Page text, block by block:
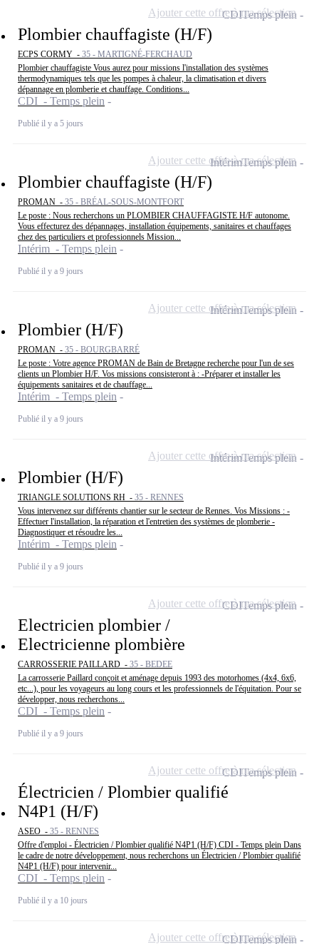
Plombier chauffagiste (H/F)
ECPS CORMY - 35 - MARTIGNÉ-FERCHAUD
Plombier chauffagiste Vous aurez pour missions l'installation des systèmes
thermodynamiques tels que les pompes à chaleur, la climatisation et divers
dépannage en plomberie et chauffage. Conditions...
CDI - Temps plein
Publié il y a 5 jours
CDITemps plein
Ajouter cette offre à ma sélection
Plombier chauffagiste (H/F)
PROMAN - 35 - BRÉAL-SOUS-MONTFORT
Le poste : Nous recherchons un PLOMBIER CHAUFFAGISTE H/F autonome.
Vous effecturez des dépannages, installation équipements, sanitaires et chauffages
chez des particuliers et professionnels Mission...
Intérim - Temps plein
Publié il y a 9 jours
IntérimTemps plein
Ajouter cette offre à ma sélection
Plombier (H/F)
PROMAN - 35 - BOURGBARRÉ
Le poste : Votre agence PROMAN de Bain de Bretagne recherche pour l'un de ses
clients un Plombier H/F. Vos missions consisteront à : -Préparer et installer les
équipements sanitaires et de chauffage...
Intérim - Temps plein
Publié il y a 9 jours
IntérimTemps plein
Ajouter cette offre à ma sélection
Plombier (H/F)
TRIANGLE SOLUTIONS RH - 35 - RENNES
Vous intervenez sur différents chantier sur le secteur de Rennes. Vos Missions : -
Effectuer l'installation, la réparation et l'entretien des systèmes de plomberie -
Diagnostiquer et résoudre les...
Intérim - Temps plein
Publié il y a 9 jours
IntérimTemps plein
Ajouter cette offre à ma sélection
Electricien plombier /
Electricienne plombière
CARROSSERIE PAILLARD - 35 - BEDEE
La carrosserie Paillard conçoit et aménage depuis 1993 des motorhomes (4x4, 6x6,
etc...), pour les voyageurs au long cours et les professionnels de l'équitation. Pour se
développer, nous recherchons...
CDI - Temps plein
Publié il y a 9 jours
CDITemps plein
Ajouter cette offre à ma sélection
Électricien / Plombier qualifié
N4P1 (H/F)
ASEO - 35 - RENNES
Offre d'emploi - Électricien / Plombier qualifié N4P1 (H/F) CDI - Temps plein Dans
le cadre de notre développement, nous recherchons un Électricien / Plombier qualifié
N4P1 (H/F) pour intervenir...
CDI - Temps plein
Publié il y a 10 jours
CDITemps plein
Ajouter cette offre à ma sélection
CDITemps plein
Ajouter cette offre à ma sélection